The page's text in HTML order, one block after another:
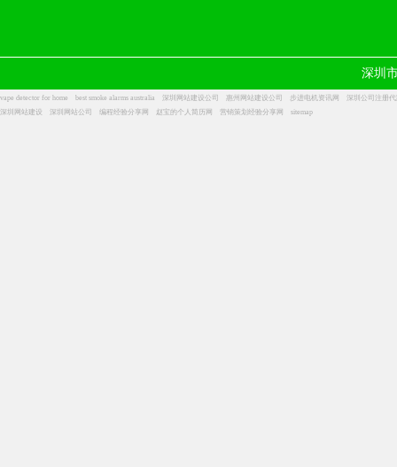
深圳
vape detector for home best smoke alarms australia 深圳网站建设公司 惠州网站建设公司 步进电机资讯网
深圳公司注册
深圳网站建设
深圳网站公司 编程经验分享网 赵宝的个人简历网 营销策划经验分享网 sitemap